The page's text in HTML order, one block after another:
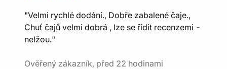
"Velmi rychlé dodání., Dobře zabalené čaje.,
Chuť čajů velmi dobrá , lze se řídit recenzemi -
nelžou."
Ověřený zákazník, před 22 hodinami